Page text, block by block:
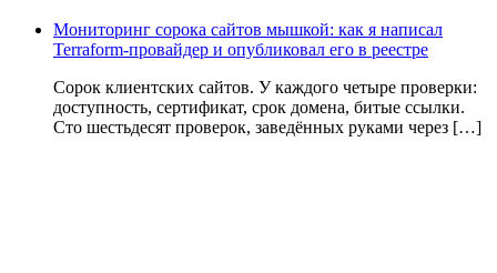
Мониторинг сорока сайтов мышкой: как я написал
Terraform-провайдер и опубликовал его в реестре
Сорок клиентских сайтов. У каждого четыре проверки:
доступность, сертификат, срок домена, битые ссылки.
Сто шестьдесят проверок, заведённых руками через […]